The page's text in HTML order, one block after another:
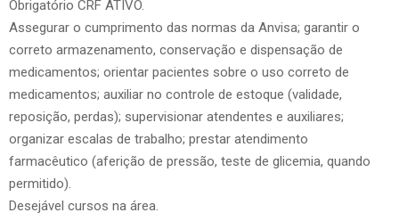
Obrigatório CRF ATIVO.
Assegurar o cumprimento das normas da Anvisa; garantir o
correto armazenamento, conservação e dispensação de
medicamentos; orientar pacientes sobre o uso correto de
medicamentos; auxiliar no controle de estoque (validade,
reposição, perdas); supervisionar atendentes e auxiliares;
organizar escalas de trabalho; prestar atendimento
farmacêutico (aferição de pressão, teste de glicemia, quando
permitido).
Desejável cursos na área.